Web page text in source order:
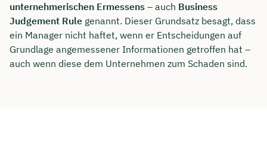
unternehmerischen Ermessens – auch Business
Judgement Rule genannt. Dieser Grundsatz besagt, dass
ein Manager nicht haftet, wenn er Entscheidungen auf
Grundlage angemessener Informationen getroffen hat –
auch wenn diese dem Unternehmen zum Schaden sind.